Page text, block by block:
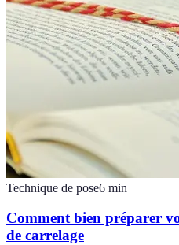
Technique de pose6 min
Comment bien préparer
de carrelage